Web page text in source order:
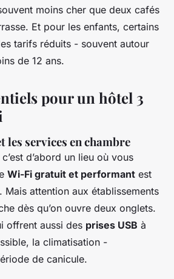
moins cher que deux cafés
Et pour les enfants, certains
tarifs réduits - souvent autour
de 12 ans.
pour un hôtel 3
les services en chambre
d’abord un lieu où vous
Wi-Fi gratuit et performant est
Mais attention aux établissements
dès qu’on ouvre deux onglets.
offrent aussi des prises USB à
la climatisation -
de canicule.